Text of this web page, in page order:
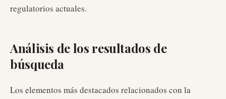
regulatorios actuales.
Análisis de los resultados de
búsqueda
Los elementos más destacados relacionados con la